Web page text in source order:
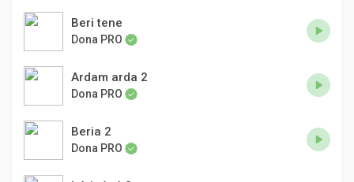
Beri tene
Dona PRO
Ardam arda 2
Dona PRO
Beria 2
Dona PRO